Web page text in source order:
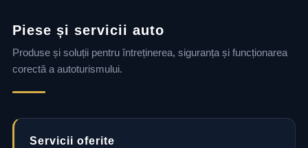
Piese și servicii auto
Produse și soluții pentru întreținerea, siguranța și funcționarea
corectă a autoturismului.
Servicii oferite